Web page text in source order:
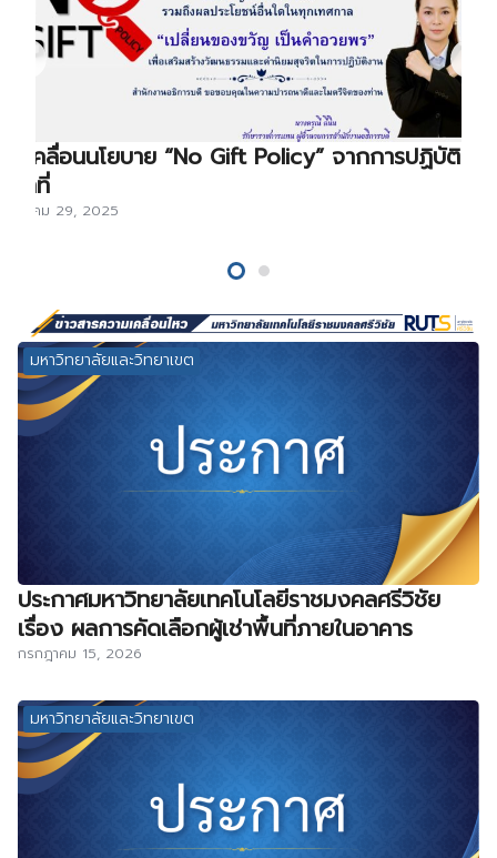
ขับเคลื่อนนโยบาย “No Gift Policy” จากการปฏิบัติ
หน้าที่
ธันวาคม 29, 2025
มหาวิทยาลัยและวิทยาเขต
ประกาศมหาวิทยาลัยเทคโนโลยีราชมงคลศรีวิชัย
เรื่อง ผลการคัดเลือกผู้เช่าพื้นที่ภายในอาคาร
กรกฎาคม 15, 2026
มหาวิทยาลัยและวิทยาเขต